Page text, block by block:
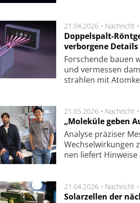
21.04.2026 • Nachricht •
Doppelspalt-
verborgene Details
For­schen­de bau­en
und ver­mes­sen
strah­len mit
21.05.2026 • Nachricht •
„Moleküle geben
Analyse prä­zi­ser
Wech­sel­wir­kung­en
nen lie­fert Hin­wei­se
21.04.2026 • Nachricht •
Solarzellen der